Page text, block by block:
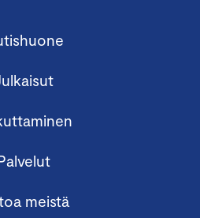
meistä